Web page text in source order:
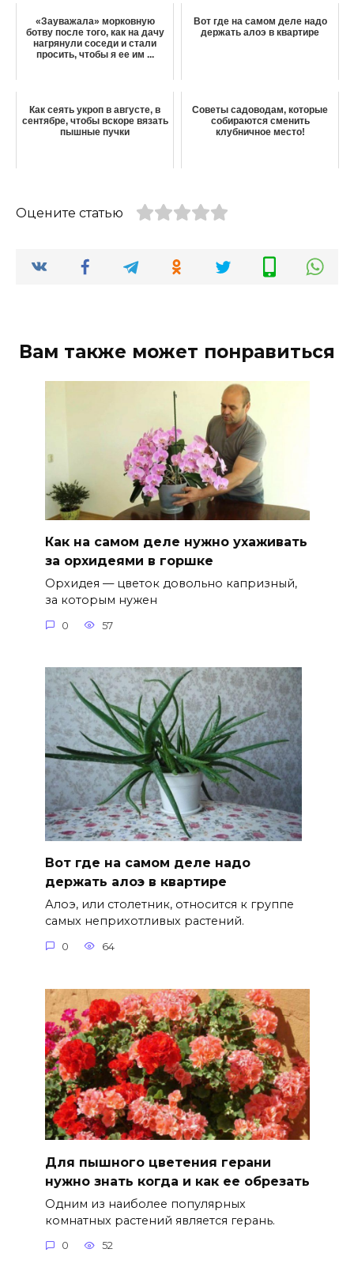
«Зауважала» морковную
ботву после того, как на дачу
нагрянули соседи и стали
просить, чтобы я ее им ...
Вот где на самом деле надо
держать алоэ в квартире
Как сеять укроп в августе, в
сентябре, чтобы вскоре вязать
пышные пучки
Советы садоводам, которые
собираются сменить
клубничное место!
Оцените статью
Вам также может понравиться
Как на самом деле нужно ухаживать
за орхидеями в горшке
Орхидея — цветок довольно капризный,
за которым нужен
0 57
Вот где на самом деле надо
держать алоэ в квартире
Алоэ, или столетник, относится к группе
самых неприхотливых растений.
0 64
Для пышного цветения герани
нужно знать когда и как ее обрезать
Одним из наиболее популярных
комнатных растений является герань.
0 52